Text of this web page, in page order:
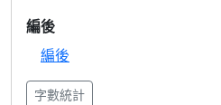
編後
編後
字數統計